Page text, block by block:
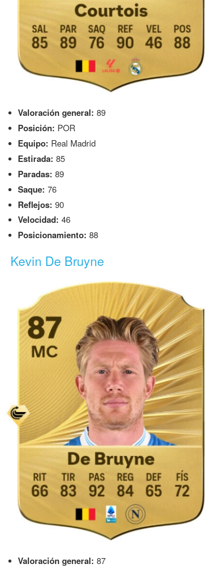
Valoración general: 89
Posición: POR
Equipo: Real Madrid
Estirada: 85
Paradas: 89
Saque: 76
Reflejos: 90
Velocidad: 46
Posicionamiento: 88
Kevin De Bruyne
Valoración general: 87